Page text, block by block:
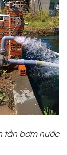
tần bơm nước